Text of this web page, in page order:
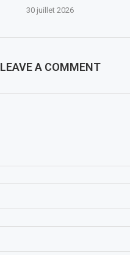
30 juillet 2026
LEAVE A COMMENT